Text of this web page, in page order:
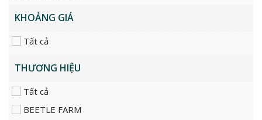
KHOẢNG GIÁ
Tất cả
THƯƠNG HIỆU
Tất cả
BEETLE FARM